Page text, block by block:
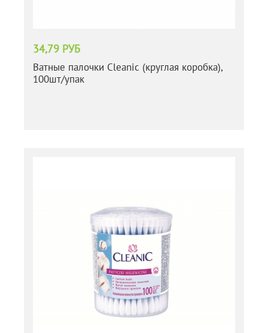
34,79 РУБ
Ватные палочки Cleanic (круглая коробка),
100шт/упак